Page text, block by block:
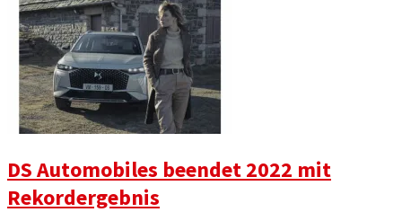
DS Automobiles beendet 2022 mit
Rekordergebnis